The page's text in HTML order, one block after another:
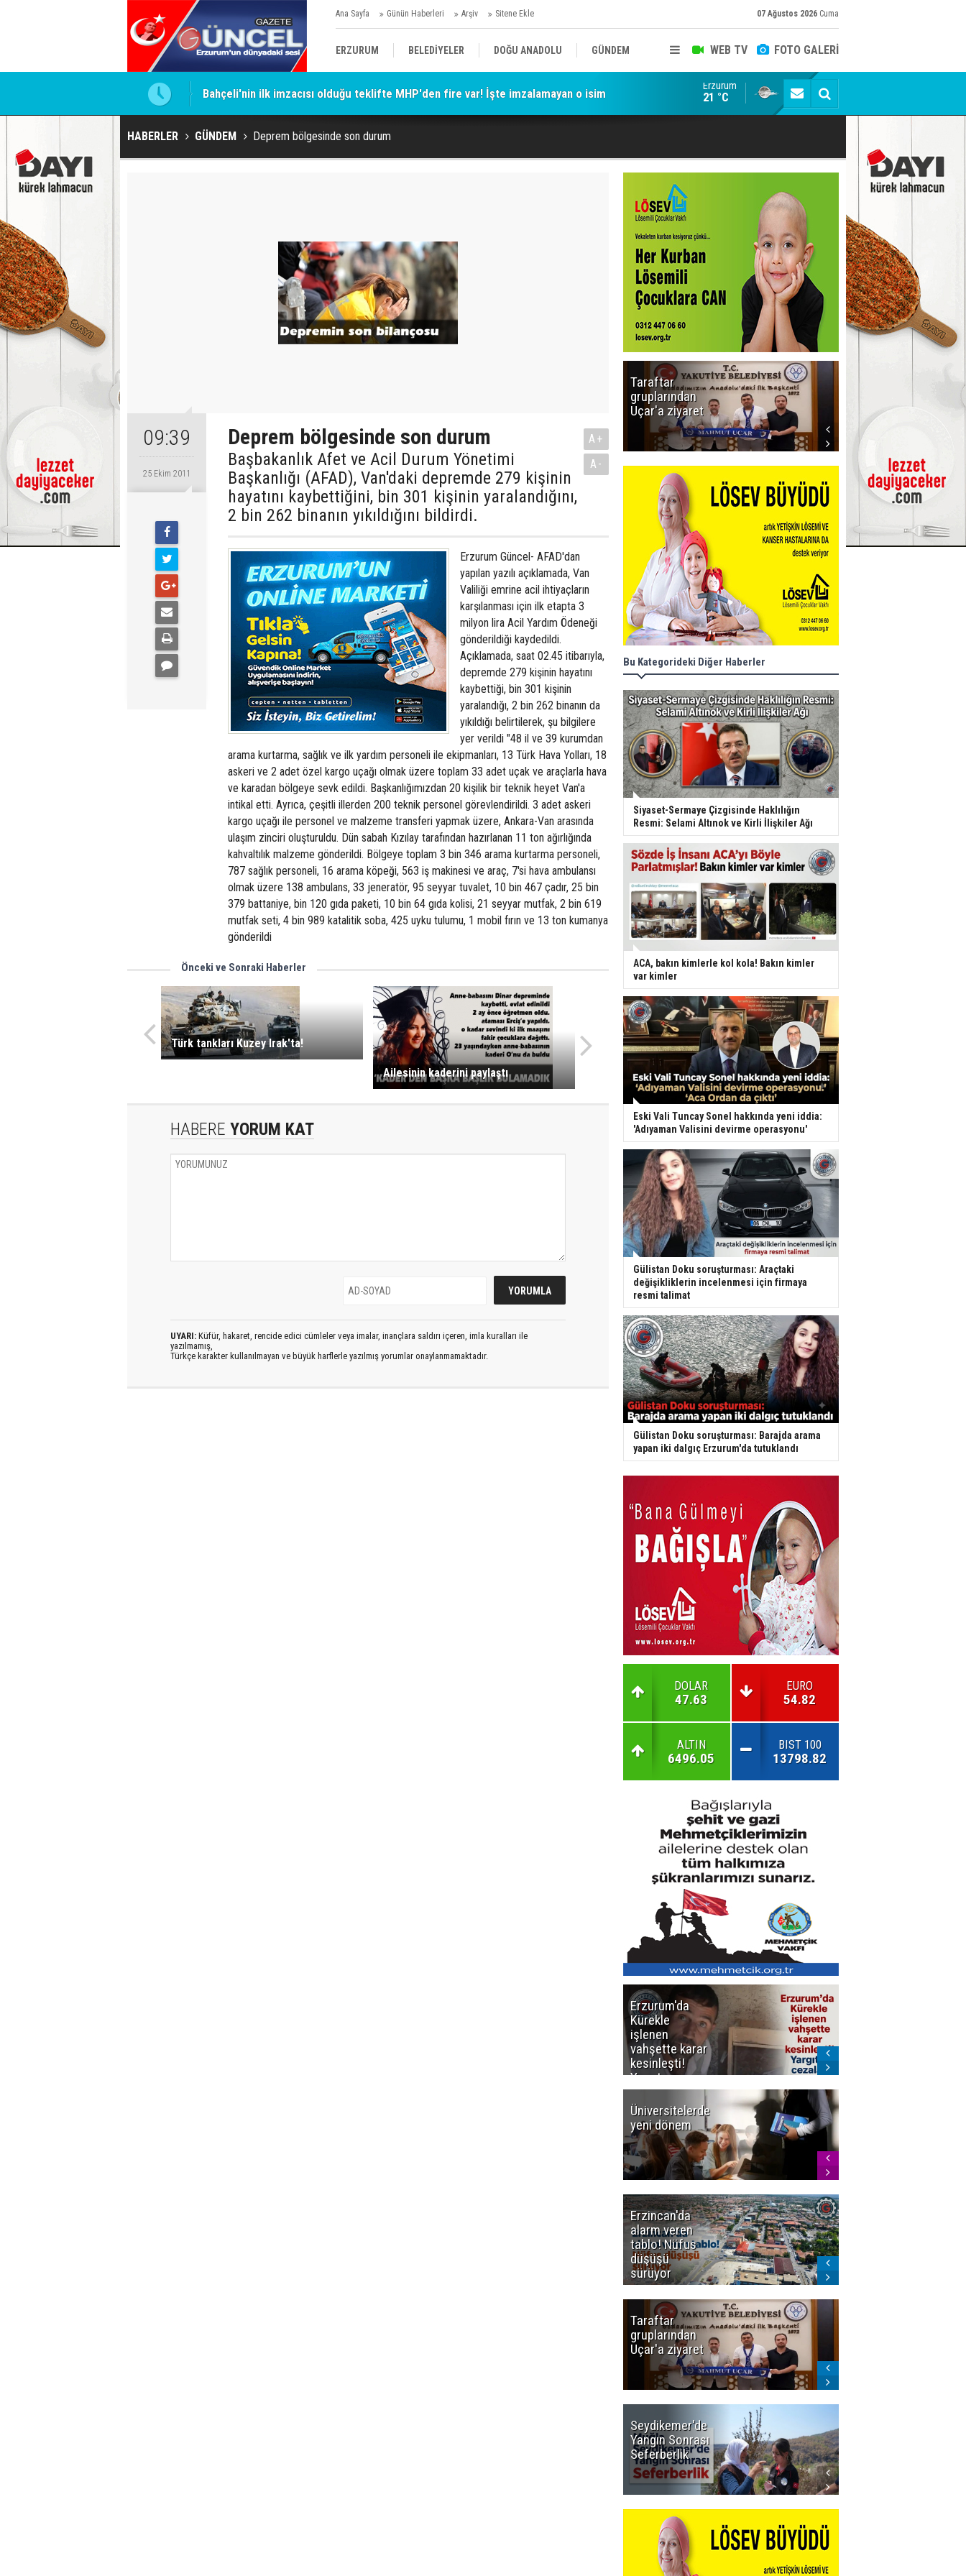
Ana Sayfa Günün Haberleri Arşiv Sitene Ekle 07 Ağustos 2026 Cuma
WEB TV FOTO GALERİ
ERZURUM BELEDİYELER DOĞU ANADOLU GÜNDEM
SİYASET AFAD/ SAVAŞ SPOR
KÜLTÜR/SANAT//MAĞAZİN
Bahçeli'nin ilk imzacısı olduğu teklifte MHP'den fire var! İşte imzalamayan o isim Siyaset-Sermaye Çizgisinde Haklılığın Resmi:
Erzurum
21 °C
HABERLER GÜNDEM Deprem bölgesinde son durum
09:39
25 Ekim 2011
Deprem bölgesinde son durum
Başbakanlık Afet ve Acil Durum Yönetimi
Başkanlığı (AFAD), Van'daki depremde 279 kişinin
hayatını kaybettiğini, bin 301 kişinin yaralandığını,
2 bin 262 binanın yıkıldığını bildirdi.
A+
A-
Erzurum Güncel- AFAD'dan
yapılan yazılı açıklamada, Van
Valiliği emrine acil ihtiyaçların
karşılanması için ilk etapta 3
milyon lira Acil Yardım Ödeneği
gönderildiği kaydedildi.
Açıklamada, saat 02.45 itibarıyla,
depremde 279 kişinin hayatını
kaybettiği, bin 301 kişinin
yaralandığı, 2 bin 262 binanın da
yıkıldığı belirtilerek, şu bilgilere
yer verildi "48 il ve 39 kurumdan
arama kurtarma, sağlık ve ilk yardım personeli ile ekipmanları, 13 Türk Hava Yolları, 18
askeri ve 2 adet özel kargo uçağı olmak üzere toplam 33 adet uçak ve araçlarla hava
ve karadan bölgeye sevk edildi. Başkanlığımızdan 20 kişilik bir teknik heyet Van'a
intikal etti. Ayrıca, çeşitli illerden 200 teknik personel görevlendirildi. 3 adet askeri
kargo uçağı ile personel ve malzeme transferi yapmak üzere, Ankara-Van arasında
ulaşım zinciri oluşturuldu. Dün sabah Kızılay tarafından hazırlanan 11 ton ağırlığında
kahvaltılık malzeme gönderildi. Bölgeye toplam 3 bin 346 arama kurtarma personeli,
787 sağlık personeli, 16 arama köpeği, 563 iş makinesi ve araç, 7'si hava ambulansı
olmak üzere 138 ambulans, 33 jeneratör, 95 seyyar tuvalet, 10 bin 467 çadır, 25 bin
379 battaniye, bin 120 gıda paketi, 10 bin 64 gıda kolisi, 21 seyyar mutfak, 2 bin 619
mutfak seti, 4 bin 989 katalitik soba, 425 uyku tulumu, 1 mobil fırın ve 13 ton kumanya
gönderildi
Önceki ve Sonraki Haberler
Türk tankları Kuzey Irak'ta!
Ailesinin kaderini paylaştı
HABERE YORUM KAT
UYARI: Küfür, hakaret, rencide edici cümleler veya imalar, inançlara saldırı içeren, imla kuralları ile
yazılmamış,
Türkçe karakter kullanılmayan ve büyük harflerle yazılmış yorumlar onaylanmamaktadır.
Taraftar
gruplarından
Uçar'a ziyaret
başlıyor! İlk
düdük Bolu'da
çalacak
Bu Kategorideki Diğer Haberler
Siyaset-Sermaye Çizgisinde Haklılığın
Resmi: Selami Altınok ve Kirli İlişkiler Ağı
ACA, bakın kimlerle kol kola! Bakın kimler
var kimler
Eski Vali Tuncay Sonel hakkında yeni iddia:
'Adıyaman Valisini devirme operasyonu'
Gülistan Doku soruşturması: Araçtaki
değişikliklerin incelenmesi için firmaya
resmi talimat
Gülistan Doku soruşturması: Barajda arama
yapan iki dalgıç Erzurum'da tutuklandı
DOLAR
47.63
EURO
54.82
ALTIN
6496.05
BIST 100
13798.82
Erzurum'da
Kürekle
işlenen
vahşette karar
kesinleşti!
Yargıtay
cezaları onadı
Üniversitelerde
yeni dönem
Erzincan'da
alarm veren
tablo! Nüfus
düşüşü
sürüyor
Taraftar
gruplarından
Uçar'a ziyaret
Seydikemer'de
Yangın Sonrası
Seferberlik